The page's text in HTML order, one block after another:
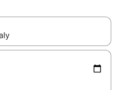
telusuri dengan tombol panah